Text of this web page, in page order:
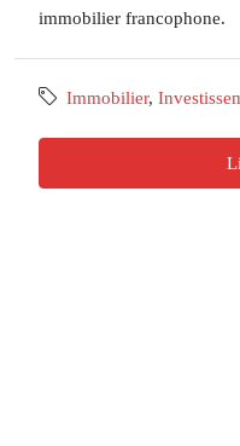
immobilier francophone.
Immobilier,